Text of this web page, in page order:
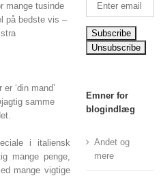
mange tusinde
på bedste vis –
‘din mand’
samme
i italiensk
mange penge,
mange vigtige
Emner for
blogindlæg
Andet og
mere